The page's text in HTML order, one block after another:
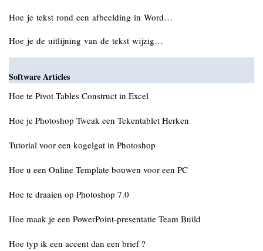
Hoe je tekst rond een afbeelding in Word…
Hoe je de uitlijning van de tekst wijzig…
Software Articles
Hoe te Pivot Tables Construct in Excel
Hoe je Photoshop Tweak een Tekentablet Herken
Tutorial voor een kogelgat in Photoshop
Hoe u een Online Template bouwen voor een PC
Hoe te draaien op Photoshop 7.0
Hoe maak je een PowerPoint-presentatie Team Build
Hoe typ ik een accent dan een brief ?